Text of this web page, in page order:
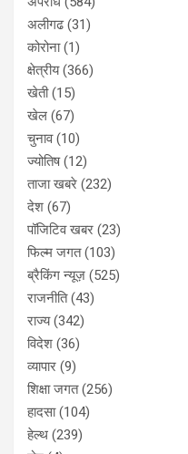
अलीगढ(31)
कोरोना(1)
क्षेत्रीय(366)
खेती(15)
खेल (67)
चुनाव(10)
ज्योतिष(12)
ताजा खबरे (232)
देश (67)
पॉजिटिव खबर (23)
फिल्म जगत(103)
ब्रैकिंग न्यूज़ (525)
राजनीति(43)
राज्य(342)
विदेश (36)
व्यापार (9)
शिक्षा जगत(256)
हादसा(104)
हेल्थ (239)